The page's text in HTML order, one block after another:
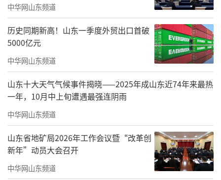
各位老师以及参加本次研讨会的嘉宾朋友
们，大家好，很荣幸在这里谈一谈宋老师和他
的作品。我是宋老师的研究生，拜在宋老师门
下已有十来年了，可以说对宋老师的油画艺术
中华网山东频道
历史同期新高！山东一季度外贸出口首破
5000亿元
中华网山东频道
山东十大天气气候事件揭晓——2025年成山东近74年来最热
一年，10月中上旬遭遇最强连阴雨
中华网山东频道
山东省地矿局2026年工作会议暨“改革创
新年”动员大会召开
中华网山东频道